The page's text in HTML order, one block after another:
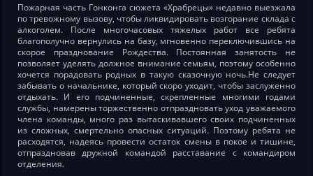
Пожарная часть Гонконга сюжета «Храбрецы» недавно выезжала
по тревожному вызову, чтобы ликвидировать возгорание склада с
алкоголем. После многочасовых тяжелых работ все ребята
благополучно вернулись на базу, мгновенно переключившись на
скорое празднование Рождества. Постоянная занятость не
позволяет уделять должное внимание семьям, поэтому особенно
хочется порадовать родных в такую сказочную ночь.Не следует
забывать о начальнике, который скоро уходит, чтобы заслуженно
отдыхать. И его подчиненные, скрепленные многими годами
службы, намерены торжественно отпраздновать уход уважаемого
члена команды, много раз вытаскивавшего своих подчиненных
из сложных, смертельно опасных ситуаций. Поэтому ребята не
расходятся, надеясь провести остаток смены в покое и тишине,
отпраздновав дружной командой расставание с командиром
отделения.